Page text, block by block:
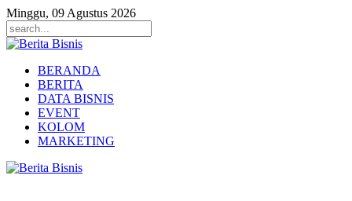
Minggu, 09 Agustus 2026
BERANDA
BERITA
DATA BISNIS
EVENT
KOLOM
MARKETING